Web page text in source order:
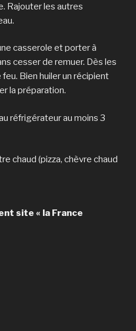
Rajouter les autres
casserole et porter à
cesser de remuer. Dès les
Bien huiler un récipient
la préparation.
réfrigérateur au moins 3
chaud (pizza, chèvre chaud
site « la France